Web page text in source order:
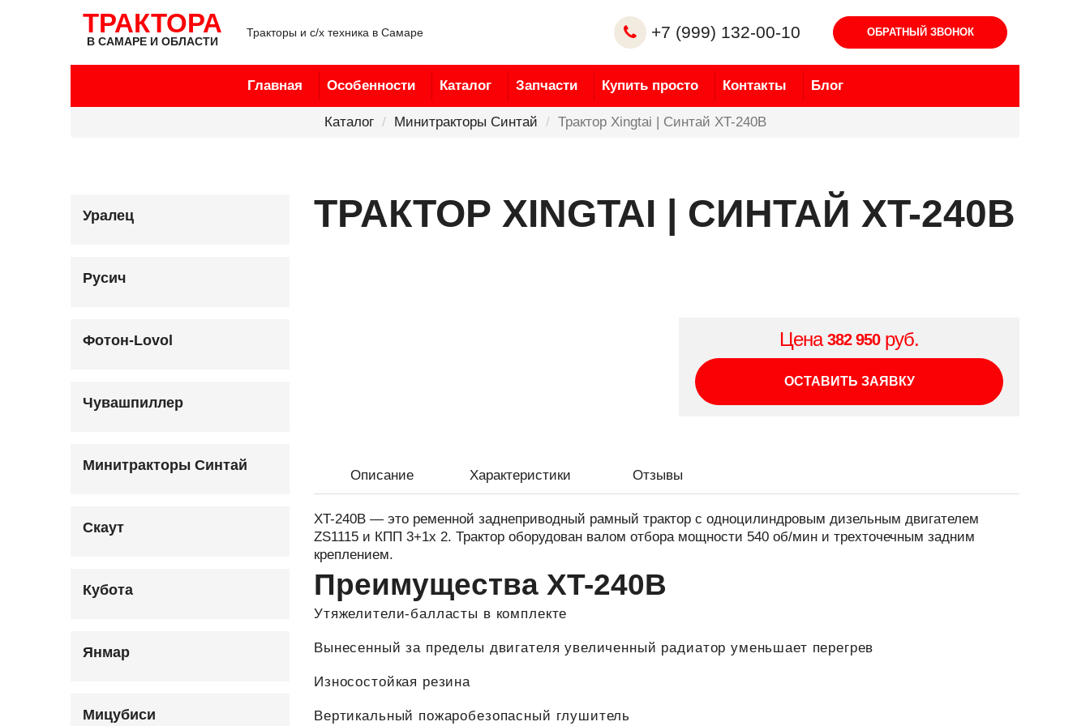
ТРАКТОРА
В САМАРЕ И ОБЛАСТИ
Тракторы и с/х техника в Самаре +7 (999) 132-00-10 ОБРАТНЫЙ ЗВОНОК
Главная Особенности Каталог Запчасти Купить просто Контакты Блог
Каталог Минитракторы Синтай Трактор Xingtai | Синтай XT-240B
Уралец
Русич
Фотон-Lovol
Чувашпиллер
Минитракторы Синтай
Скаут
Кубота
Янмар
Мицубиси
ТРАКТОР XINGTAI | СИНТАЙ XT-240B
Цена382 950руб.
ОСТАВИТЬ ЗАЯВКУ
Описание Характеристики Отзывы
XT-240B — это ременной заднеприводный рамный трактор с одноцилиндровым дизельным двигателем
ZS1115 и КПП 3+1x 2. Трактор оборудован валом отбора мощности 540 об/мин и трехточечным задним
креплением.
Преимущества XT-240B
Утяжелители-балласты в комплекте
Вынесенный за пределы двигателя увеличенный радиатор уменьшает перегрев
Износостойкая резина
Вертикальный пожаробезопасный глушитель